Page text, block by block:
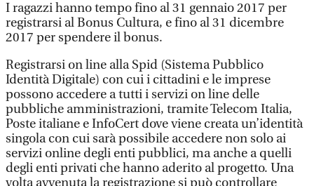
I ragazzi hanno tempo fino al 31 gennaio 2017 per
registrarsi al Bonus Cultura, e fino al 31 dicembre
2017 per spendere il bonus.
Registrarsi on line alla Spid (Sistema Pubblico
Identità Digitale) con cui i cittadini e le imprese
possono accedere a tutti i servizi on line delle
pubbliche amministrazioni, tramite Telecom Italia,
Poste italiane e InfoCert dove viene creata un’identità
singola con cui sarà possibile accedere non solo ai
servizi online degli enti pubblici, ma anche a quelli
degli enti privati che hanno aderito al progetto. Una
volta avvenuta la registrazione si può controllare